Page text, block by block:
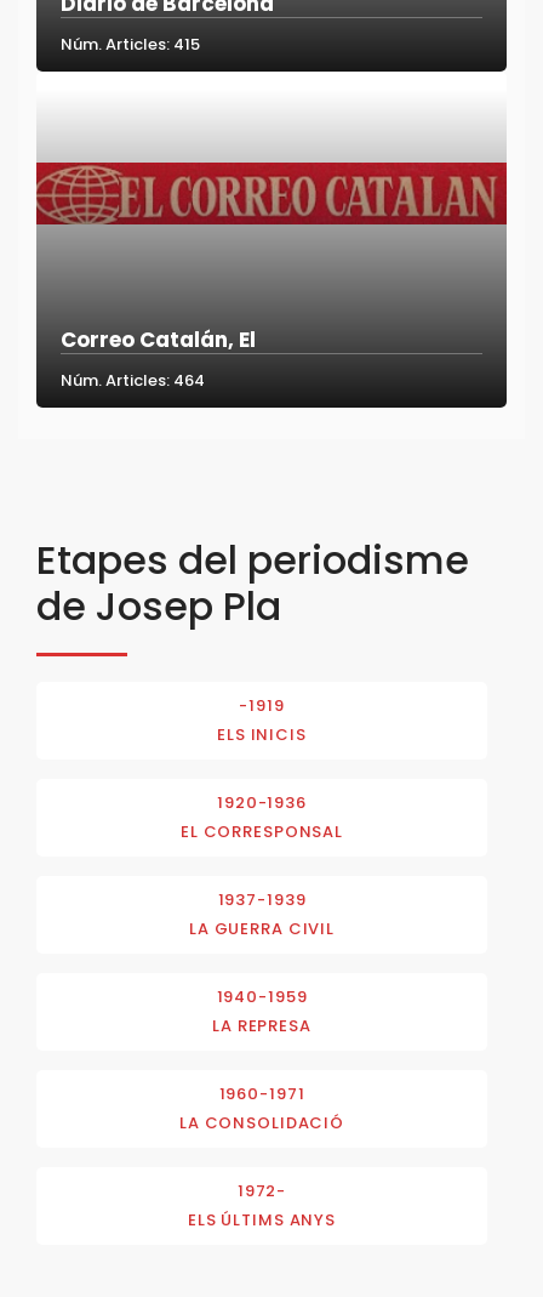
Núm. Articles: 415
Correo Catalán, El
Núm. Articles: 464
Etapes del periodisme
de Josep Pla
-1919
ELS INICIS
1920-1936
EL CORRESPONSAL
1937-1939
LA GUERRA CIVIL
1940-1959
LA REPRESA
1960-1971
LA CONSOLIDACIÓ
1972-
ELS ÚLTIMS ANYS